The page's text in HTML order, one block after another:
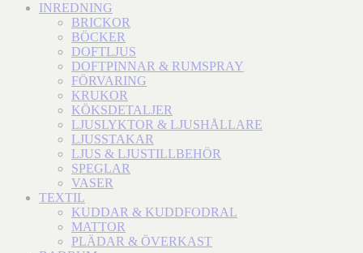
INREDNING
BRICKOR
BÖCKER
DOFTLJUS
DOFTPINNAR & RUMSPRAY
FÖRVARING
KRUKOR
KÖKSDETALJER
LJUSLYKTOR & LJUSHÅLLARE
LJUSSTAKAR
LJUS & LJUSTILLBEHÖR
SPEGLAR
VASER
TEXTIL
KUDDAR & KUDDFODRAL
MATTOR
PLÄDAR & ÖVERKAST